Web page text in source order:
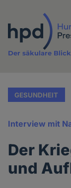
Inhalt
Der säkulare
GESUNDHEIT
Interview mit
Der
und